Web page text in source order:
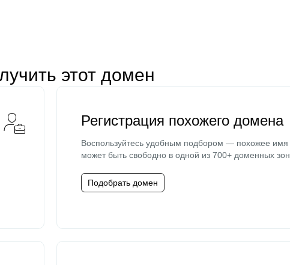
этот домен
Регистрация похожего домена
Воспользуйтесь удобным подбором — похожее имя
может быть свободно в одной из 700+ доменных зон.
Подобрать домен